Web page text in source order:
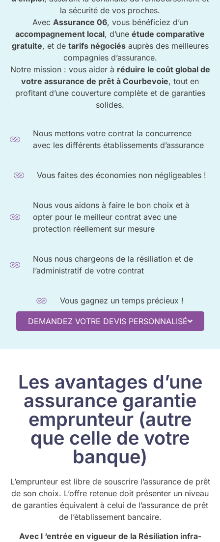
la sécurité de vos proches.
Avec Assurance 06, vous bénéficiez d’un
accompagnement local, d’une étude comparative
gratuite, et de tarifs négociésauprès des meilleures
compagnies d’assurance.
Notre mission : vous aider à réduire le coût global de
votre assurance de prêt à Courbevoie, tout en
profitant d’une couverture complète et de garanties
solides.
Nous mettons votre contrat la concurrence
avec les différents établissements d’assurance
Vous faites des économies non négligeables !
Nous vous aidons à faire le bon choix et à
opter pour le meilleur contrat avec une
protection réellement sur mesure
Nous nous chargeons de la résiliation et de
l’administratif de votre contrat
Vous gagnez un temps précieux !
DEMANDEZ VOTRE DEVIS PERSONNALISÉ
Les avantages d’une
assurance garantie
emprunteur (autre
que celle de votre
banque)
L’emprunteur est libre de souscrire l’assurance de prêt
de son choix. L’offre retenue doit présenter un niveau
de garanties équivalent à celui de l’assurance de prêt
de l’établissement bancaire.
Avec l ‘entrée en vigueur de la Résiliation infra-